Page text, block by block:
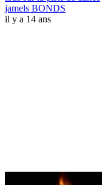
jamels BONDS
il y a 14 ans